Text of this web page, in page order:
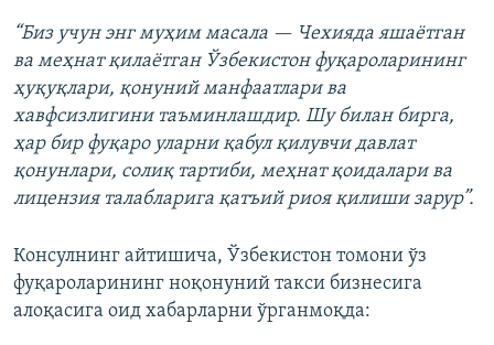
“Биз учун энг муҳим масала — Чехияда яшаётган
ва меҳнат қилаётган Ўзбекистон фуқароларининг
ҳуқуқлари, қонуний манфаатлари ва
хавфсизлигини таъминлашдир. Шу билан бирга,
ҳар бир фуқаро уларни қабул қилувчи давлат
қонунлари, солиқ тартиби, меҳнат қоидалари ва
лицензия талабларига қатъий риоя қилиши зарур”.
Консулнинг айтишича, Ўзбекистон томони ўз
фуқароларининг ноқонуний такси бизнесига
алоқасига оид хабарларни ўрганмоқда: